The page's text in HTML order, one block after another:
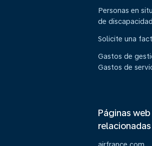
Personas en
de discapacidad
Solicite una
Gastos de
Gastos de
Páginas web
relacionadas